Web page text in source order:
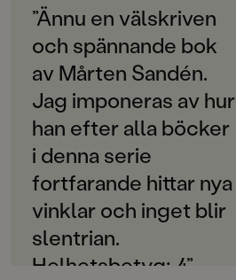
SPRÅK
Svenska
SERIE
Petrinideckarna
PUBLICERINGSDATUM
2019-08-23
LÄSORDNING
18
Produktion
”Ännu en välskriven
och spännande bok
av Mårten Sandén.
Jag imponeras av hur
han efter alla böcker
i denna serie
fortfarande hittar nya
vinklar och inget blir
slentrian.
Helhetsbetyg: 4”